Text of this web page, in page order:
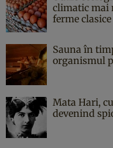
climatic mai
ferme clasice
Sauna în
organismul
Mata Hari,
devenind